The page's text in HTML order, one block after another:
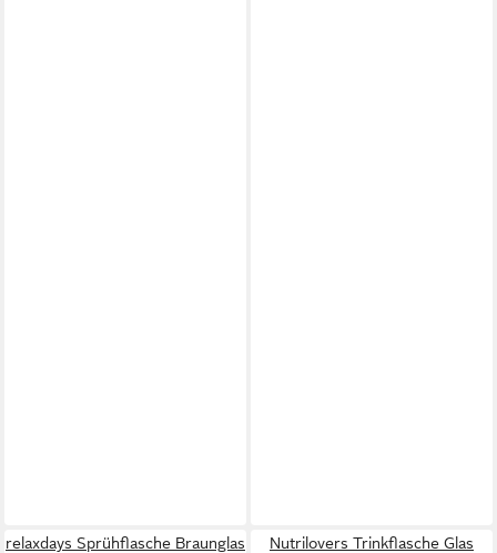
relaxdays Sprühflasche Braunglas
Nutrilovers Trinkflasche Glas